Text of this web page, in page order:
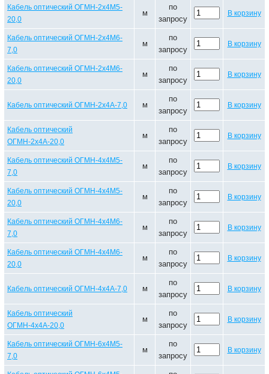
Кабель оптический ОГМН-2х4М5-
20,0
м
по
запросу
В корзину
Кабель оптический ОГМН-2х4М6-
7,0
м
по
запросу
В корзину
Кабель оптический ОГМН-2х4М6-
20,0
м
по
запросу
В корзину
Кабель оптический ОГМН-2х4А-7,0 м
по
запросу
В корзину
Кабель оптический
ОГМН-2х4А-20,0
м
по
запросу
В корзину
Кабель оптический ОГМН-4х4М5-
7,0
м
по
запросу
В корзину
Кабель оптический ОГМН-4х4М5-
20,0
м
по
запросу
В корзину
Кабель оптический ОГМН-4х4М6-
7,0
м
по
запросу
В корзину
Кабель оптический ОГМН-4х4М6-
20,0
м
по
запросу
В корзину
Кабель оптический ОГМН-4х4А-7,0 м
по
запросу
В корзину
Кабель оптический
ОГМН-4х4А-20,0
м
по
запросу
В корзину
Кабель оптический ОГМН-6х4М5-
7,0
м
по
запросу
В корзину